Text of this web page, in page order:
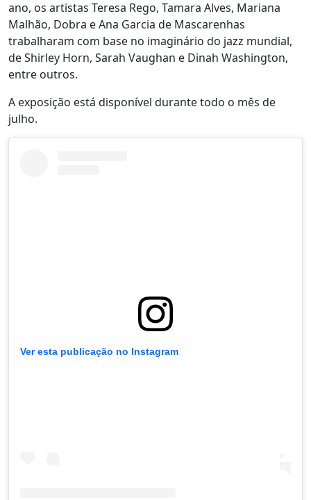
ano, os artistas Teresa Rego, Tamara Alves, Mariana
Malhão, Dobra e Ana Garcia de Mascarenhas
trabalharam com base no imaginário do jazz mundial,
de Shirley Horn, Sarah Vaughan e Dinah Washington,
entre outros.
A exposição está disponível durante todo o mês de
julho.
Ver esta publicação no Instagram